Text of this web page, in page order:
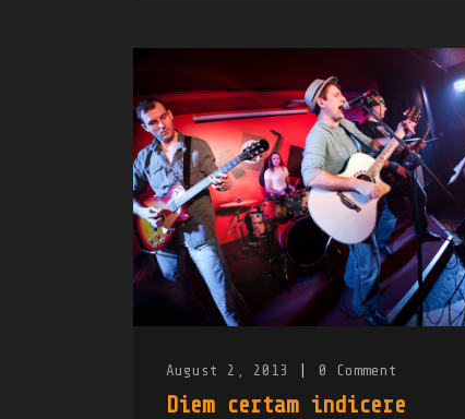
August 2, 2013 0 Comment
Diem certam indicere